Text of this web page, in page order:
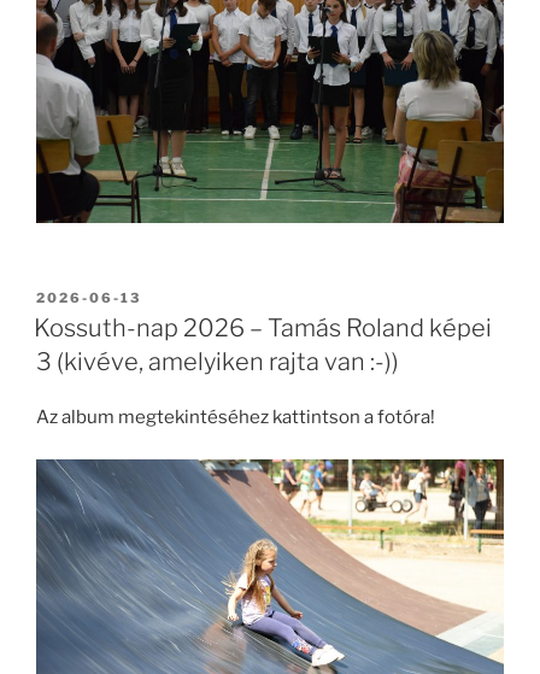
BEKÜLDVE:
2026-06-13
Kossuth-nap 2026 – Tamás Roland képei
3 (kivéve, amelyiken rajta van :-))
Az album megtekintéséhez kattintson a fotóra!